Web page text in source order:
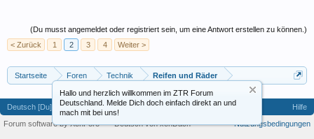
Hallo und herzlich willkommen im ZTR Forum
Deutschland. Melde Dich doch einfach direkt an und
mach mit bei uns!
(Du musst angemeldet oder registriert sein, um eine Antwort erstellen zu können.)
< Zurück
1 2 3 4 Weiter >
Startseite Foren Technik Reifen und Räder
Deutsch [Du]
Hilfe
Nutzungsbedingungen
Forum software by XenForo™-Deutsch von xenDach